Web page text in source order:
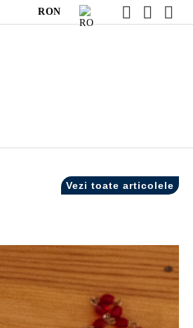
RON
Vezi toate articolele